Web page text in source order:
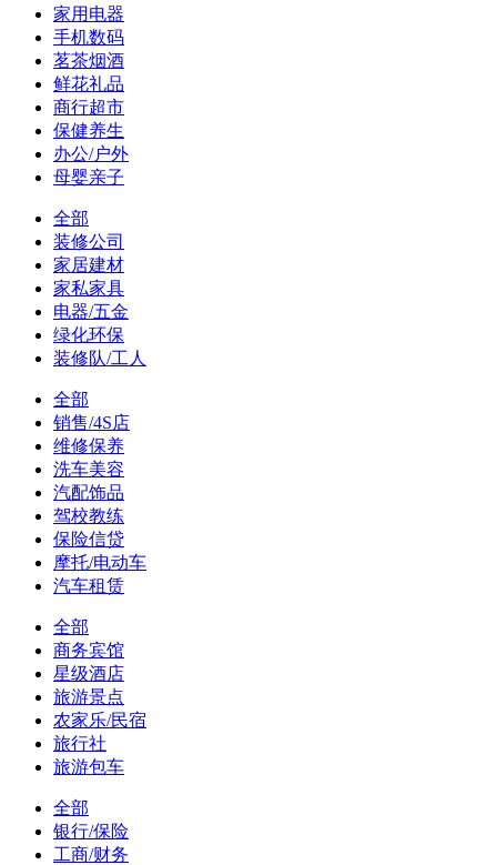
家用电器
手机数码
茗茶烟酒
鲜花礼品
商行超市
保健养生
办公/户外
母婴亲子
全部
装修公司
家居建材
家私家具
电器/五金
绿化环保
装修队/工人
全部
销售/4S店
维修保养
洗车美容
汽配饰品
驾校教练
保险信贷
摩托/电动车
汽车租赁
全部
商务宾馆
星级酒店
旅游景点
农家乐/民宿
旅行社
旅游包车
全部
银行/保险
工商/财务